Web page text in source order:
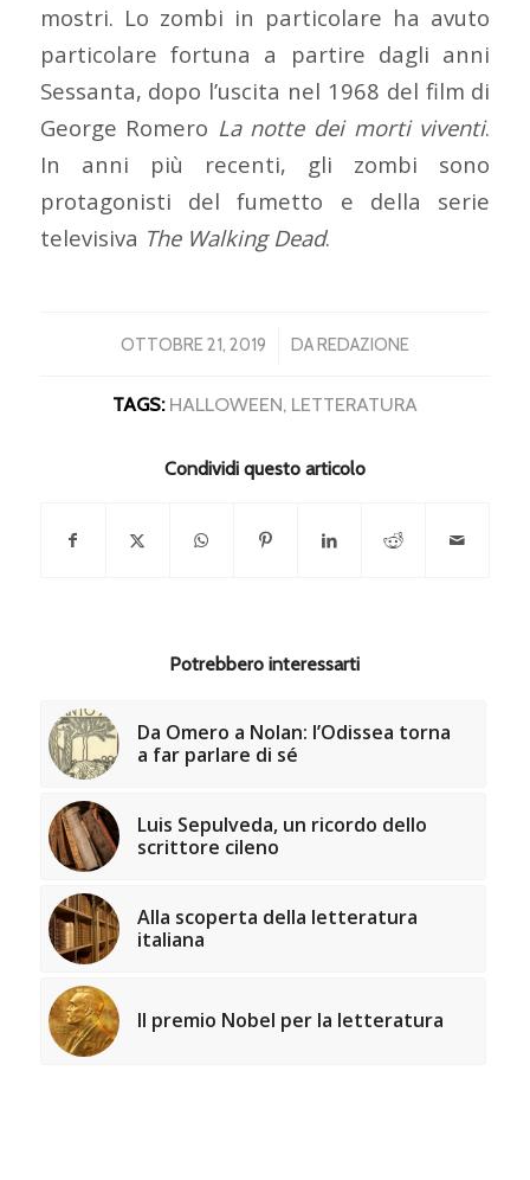
mostri. Lo zombi in particolare ha avuto
particolare fortuna a partire dagli anni
Sessanta, dopo l’uscita nel 1968 del film di
George Romero La notte dei morti viventi.
In anni più recenti, gli zombi sono
protagonisti del fumetto e della serie
televisiva The Walking Dead.
OTTOBRE 21, 2019
/ DAREDAZIONE
TAGS: HALLOWEEN, LETTERATURA
Condividi questo articolo
Potrebbero interessarti
Da Omero a Nolan: l’Odissea torna
a far parlare di sé
Luis Sepulveda, un ricordo dello
scrittore cileno
Alla scoperta della letteratura
italiana
Il premio Nobel per la letteratura